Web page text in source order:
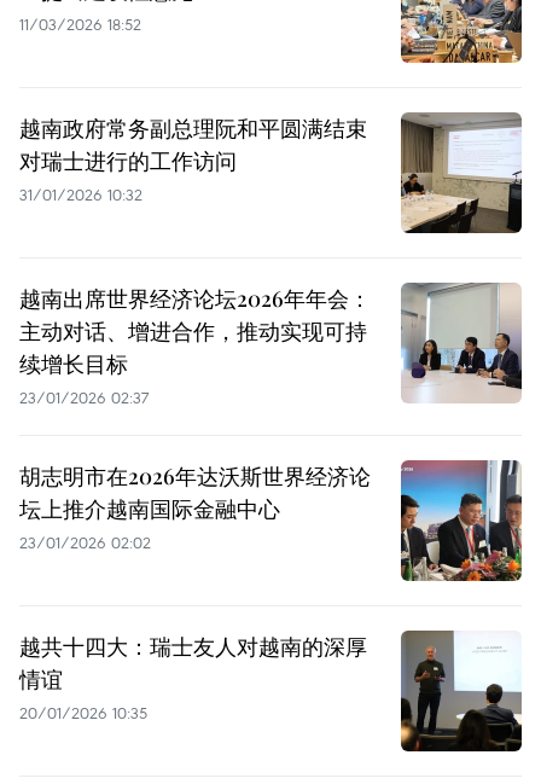
11/03/2026 18:52
越南政府常务副总理阮和平圆满结束
对瑞士进行的工作访问
31/01/2026 10:32
越南出席世界经济论坛2026年年会：
主动对话、增进合作，推动实现可持
续增长目标
23/01/2026 02:37
胡志明市在2026年达沃斯世界经济论
坛上推介越南国际金融中心
23/01/2026 02:02
越共十四大：瑞士友人对越南的深厚
情谊
20/01/2026 10:35